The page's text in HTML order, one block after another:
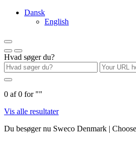
Dansk
English
Hvad søger du?
0 af0 for ""
Vis alle resultater
Du besøger nu Sweco Denmark |